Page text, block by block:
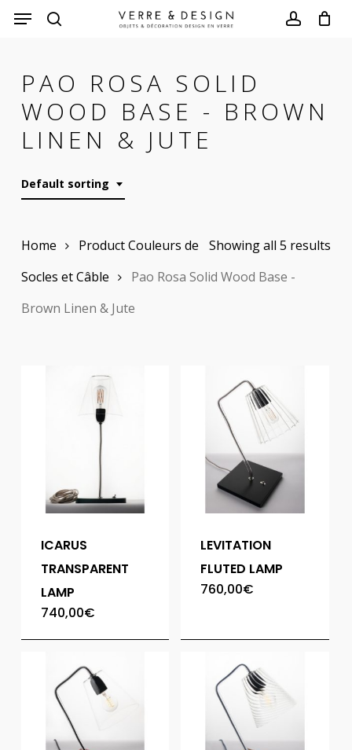
Skip
contentPAO ROSA SOLID
WOOD BASE - BROWN
LINEN & JUTE
Default sorting
Showing all 5 results
Home
Product Couleurs de
Socles et Câble
Pao Rosa Solid Wood Base -
Brown Linen & Jute
ICARUS
TRANSPARENT
LAMP
740,00€
LEVITATION
FLUTED LAMP
760,00€